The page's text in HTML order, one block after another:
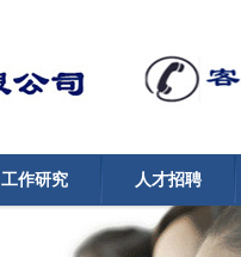
工作研究 人才招聘